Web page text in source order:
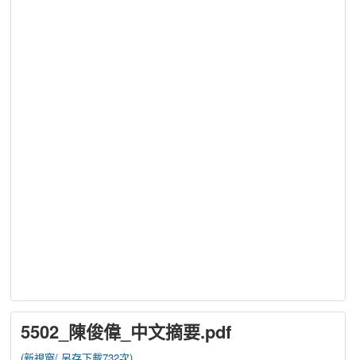
5502_陳俊偉_中文摘要.pdf